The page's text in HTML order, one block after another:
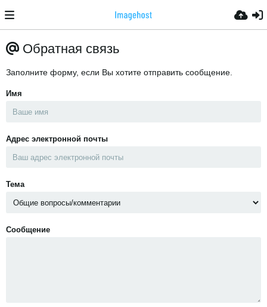
Обратная связь
Заполните форму, если Вы хотите отправить сообщение.
Имя
Адрес электронной почты
Тема
Сообщение